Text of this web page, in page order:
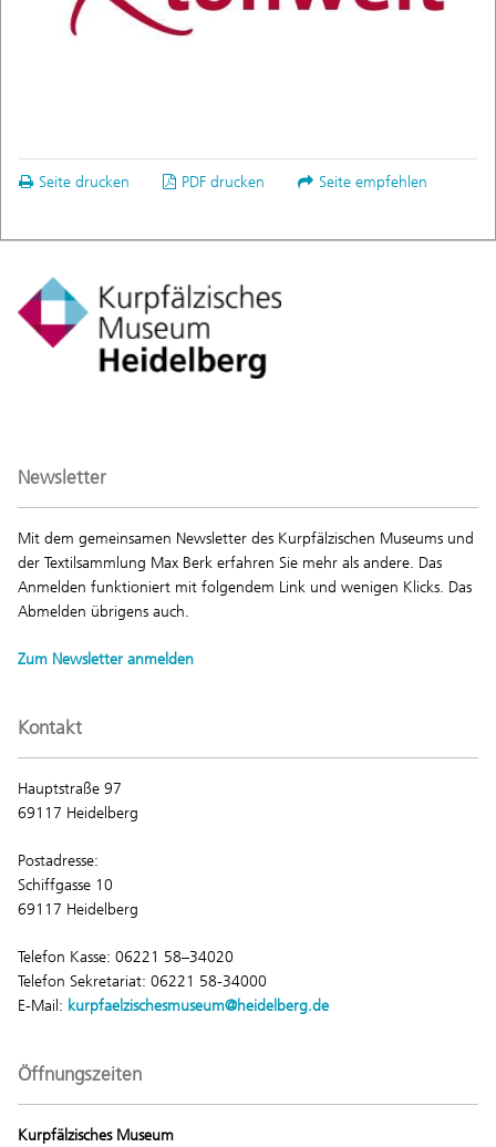
Seite drucken PDF drucken Seite empfehlen
Newsletter
Mit dem gemeinsamen Newsletter des Kurpfälzischen Museums und
der Textilsammlung Max Berk erfahren Sie mehr als andere. Das
Anmelden funktioniert mit folgendem Link und wenigen Klicks. Das
Abmelden übrigens auch.
Zum Newsletter anmelden
Kontakt
Hauptstraße 97
69117 Heidelberg
Postadresse:
Schiffgasse 10
69117 Heidelberg
Telefon Kasse: 06221 58–34020
Telefon Sekretariat: 06221 58-34000
E-Mail: kurpfaelzischesmuseum@heidelberg.de
Öffnungszeiten
Kurpfälzisches Museum